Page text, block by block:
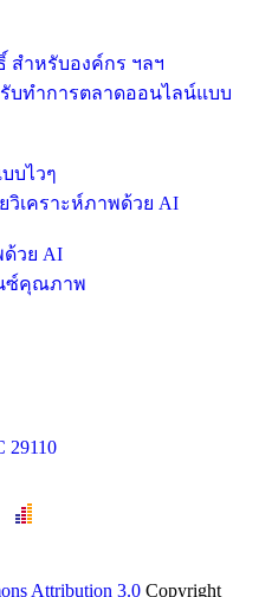
สำหรับองค์กร ฯลฯ
บไวๆ
วย AI
Attribution 3.0 Copyright